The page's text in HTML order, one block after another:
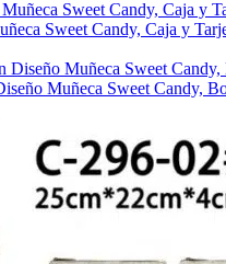
Sweet Candy, Caja y
Muñeca Sweet Candy,